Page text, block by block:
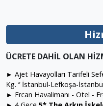
ÜCRETE DAHİL OLAN
► Ajet Havayolları Tarifeli
Kg. ‘’ İstanbul-Lefkoşa-
► Ercan Havalimanı - Otel -